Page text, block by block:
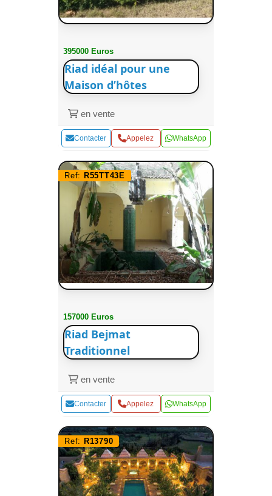
395000 Euros
Riad idéal pour une
Maison d’hôtes
en vente
Contacter Appelez WhatsApp
Ref: R55TT43E
157000 Euros
Riad Bejmat
Traditionnel
en vente
Contacter Appelez WhatsApp
Ref: R13790